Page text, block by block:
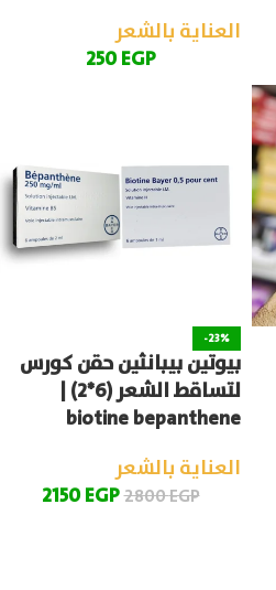
العناية بالشعر
250EGP
-23%
بيوتين بيبانثين حقن كورس
لتساقط الشعر (6*2) |
biotine bepanthene
العناية بالشعر
2800EGP
2150EGP